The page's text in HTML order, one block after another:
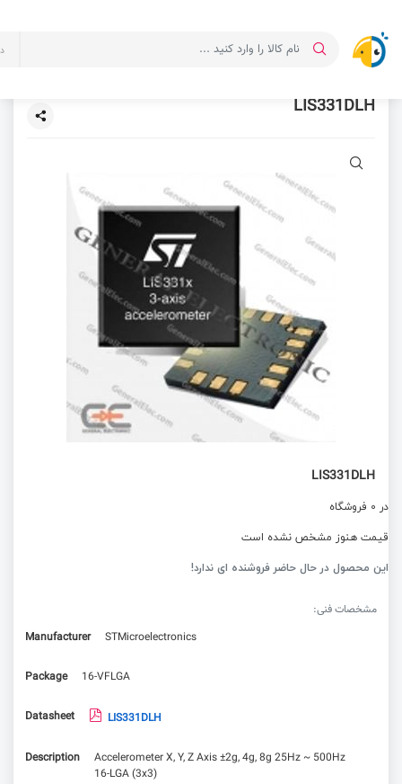
LIS331DLH
LIS331DLH
در 0 فروشگاه
قیمت هنوز مشخص نشده است
این محصول در حال حاضر فروشنده ای ندارد!
مشخصات فنی:
Manufacturer
STMicroelectronics
Package 16-VFLGA
Datasheet LIS331DLH
Description
Accelerometer X, Y, Z Axis ±2g, 4g, 8g 25Hz ~ 500Hz
16-LGA (3x3)